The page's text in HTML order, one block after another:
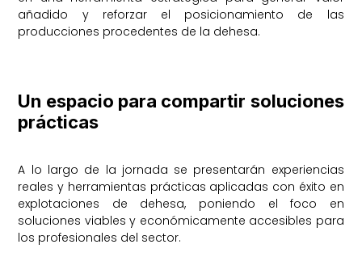
añadido y reforzar el posicionamiento de las
producciones procedentes de la dehesa.
Un espacio para compartir soluciones
prácticas
A lo largo de la jornada se presentarán experiencias
reales y herramientas prácticas aplicadas con éxito en
explotaciones de dehesa, poniendo el foco en
soluciones viables y económicamente accesibles para
los profesionales del sector.